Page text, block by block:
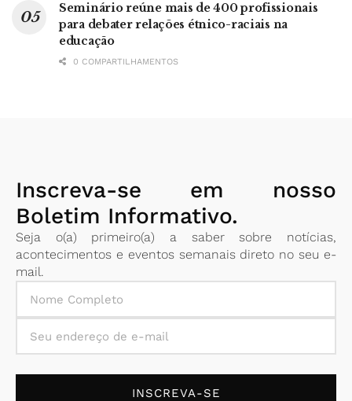
Seminário reúne mais de 400 profissionais
para debater relações étnico-raciais na
educação
0 COMPARTILHAMENTOS
Inscreva-se em nosso
Boletim Informativo.
Seja o(a) primeiro(a) a saber sobre notícias,
acontecimentos e eventos semanais direto no seu e-
mail.
INSCREVA-SE